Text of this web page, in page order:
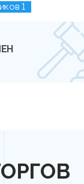
1